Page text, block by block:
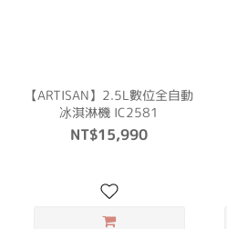
【ARTISAN】2.5L數位全自動
冰淇淋機 IC2581
NT$15,990